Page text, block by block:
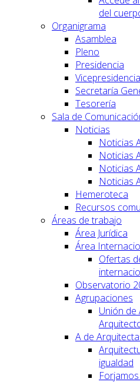
del
Organigrama
Asamblea
Pleno
Presidencia
Secretaría
Tesorería
Sala de
Noticias
Noticias
Noticias
Noticias
Noticias
Hemeroteca
Recursos
Áreas de trabajo
Área Jurídica
Área
Ofertas
Observatorio
Agrupaciones
Unión de
A de
igualdad